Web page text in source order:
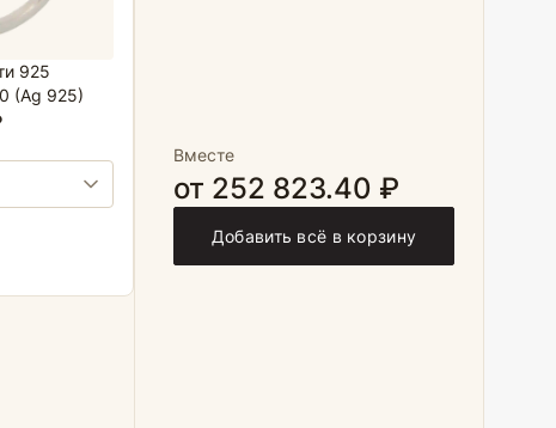
925
(Ag 925)
Вместе
от 252 823.40 ₽
Добавить всё в корзину